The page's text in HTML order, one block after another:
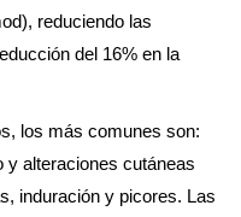
reduciendo las
del 16% en la
los más comunes son:
y alteraciones cutáneas
induración y picores. Las